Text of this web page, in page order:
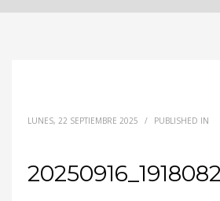
LUNES, 22 SEPTIEMBRE 2025 / PUBLISHED IN
20250916_1918082